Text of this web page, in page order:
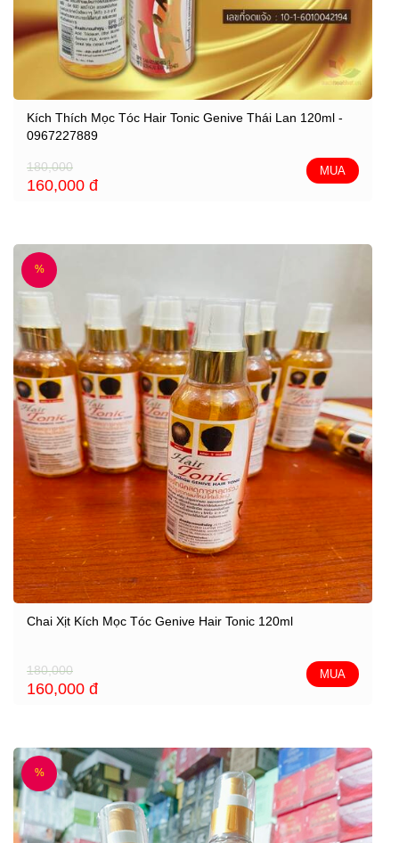
Kích Thích Mọc Tóc Hair Tonic Genive Thái Lan 120ml -
0967227889
180,000
160,000 đ
MUA
%
Chai Xịt Kích Mọc Tóc Genive Hair Tonic 120ml
180,000
160,000 đ
MUA
%